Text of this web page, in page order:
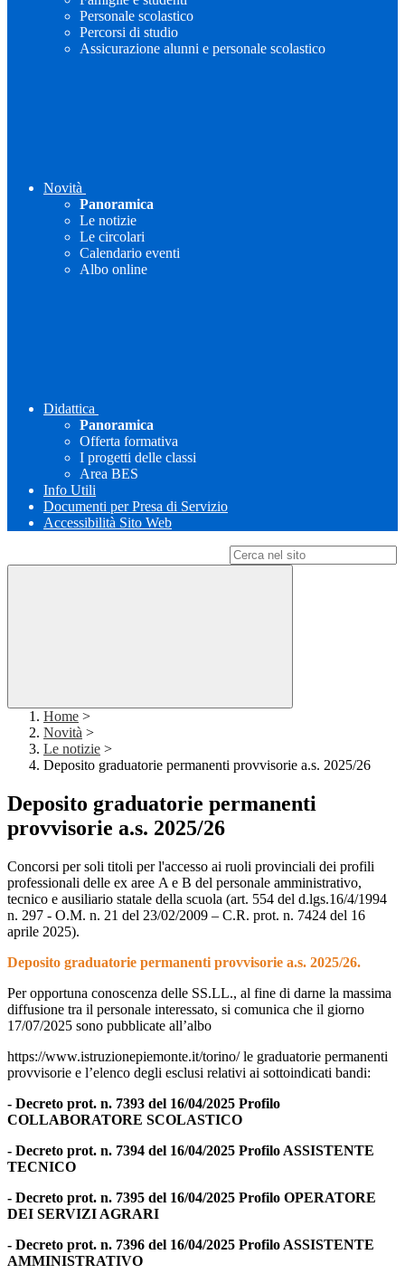
Personale scolastico
Percorsi di studio
Assicurazione alunni e personale scolastico
Novità
Panoramica
Le notizie
Le circolari
Calendario eventi
Albo online
Didattica
Panoramica
Offerta formativa
I progetti delle classi
Area BES
Info Utili
Documenti per Presa di Servizio
Accessibilità Sito Web
Home >
Novità >
Le notizie >
Deposito graduatorie permanenti provvisorie a.s. 2025/26
Deposito graduatorie permanenti
provvisorie a.s. 2025/26
Concorsi per soli titoli per l'accesso ai ruoli provinciali dei profili
professionali delle ex aree A e B del personale amministrativo,
tecnico e ausiliario statale della scuola (art. 554 del d.lgs.16/4/1994
n. 297 - O.M. n. 21 del 23/02/2009 – C.R. prot. n. 7424 del 16
aprile 2025).
Deposito graduatorie permanenti provvisorie a.s. 2025/26.
Per opportuna conoscenza delle SS.LL., al fine di darne la massima
diffusione tra il personale interessato, si comunica che il giorno
17/07/2025 sono pubblicate all’albo
https://www.istruzionepiemonte.it/torino/le graduatorie permanenti
provvisorie e l’elenco degli esclusi relativi ai sottoindicati bandi:
- Decreto prot. n. 7393 del 16/04/2025 Profilo
COLLABORATORE SCOLASTICO
- Decreto prot. n. 7394 del 16/04/2025 Profilo ASSISTENTE
TECNICO
- Decreto prot. n. 7395 del 16/04/2025 Profilo OPERATORE
DEI SERVIZI AGRARI
- Decreto prot. n. 7396 del 16/04/2025 Profilo ASSISTENTE
AMMINISTRATIVO